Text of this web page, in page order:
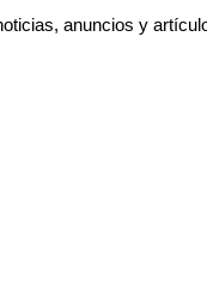
anuncios y